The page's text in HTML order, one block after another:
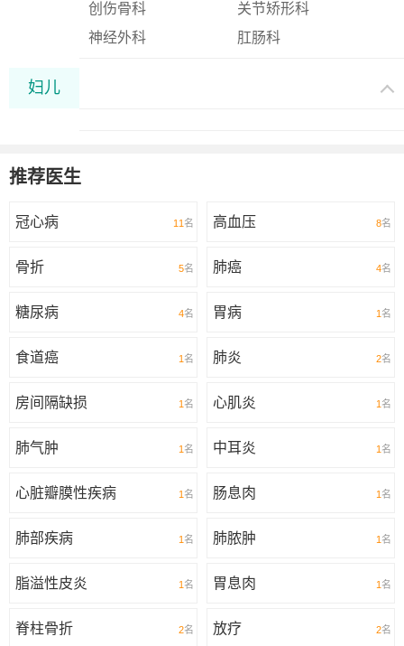
创伤骨科
关节矫形科
神经外科
肛肠科
妇儿
推荐医生
冠心病 11 名 高血压 8名
骨折 5名 肺癌 4名
糖尿病 4名 胃病 1 名
食道癌 1 名 肺炎 2名
房间隔缺损 1 名 心肌炎 1 名
肺气肿 1 名 中耳炎 1 名
心脏瓣膜性疾病 1 名 肠息肉 1 名
肺部疾病 1 名 肺脓肿 1 名
脂溢性皮炎 1 名 胃息肉 1 名
脊柱骨折 2名 放疗 2名